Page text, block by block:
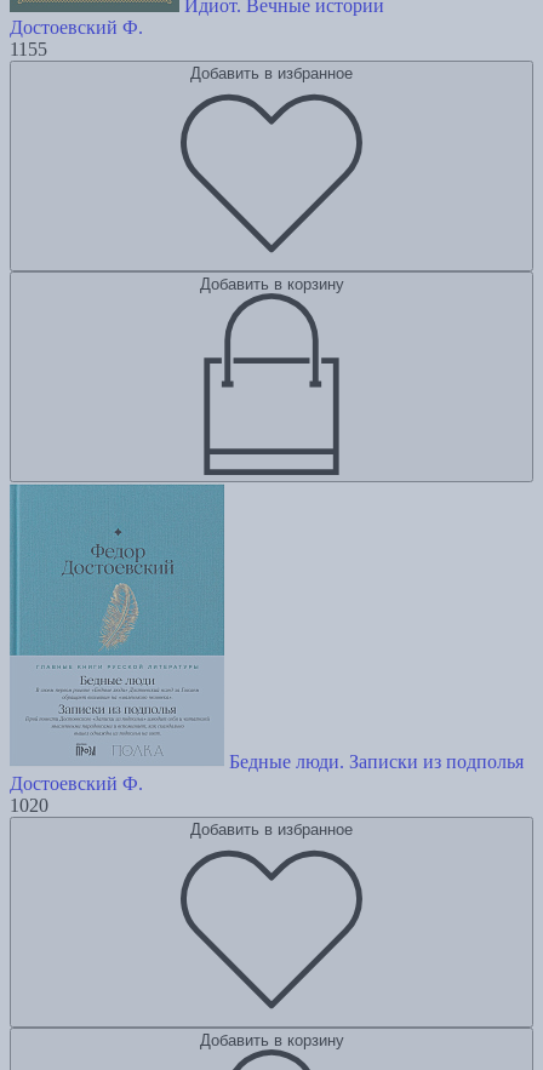
Идиот. Вечные истории
Достоевский Ф.
1155
Добавить в избранное
Добавить в корзину
Бедные люди. Записки из подполья
Достоевский Ф.
1020
Добавить в избранное
Добавить в корзину